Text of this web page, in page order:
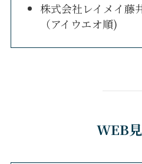
株式会社レイメイ藤
（アイウエオ順)
WEB